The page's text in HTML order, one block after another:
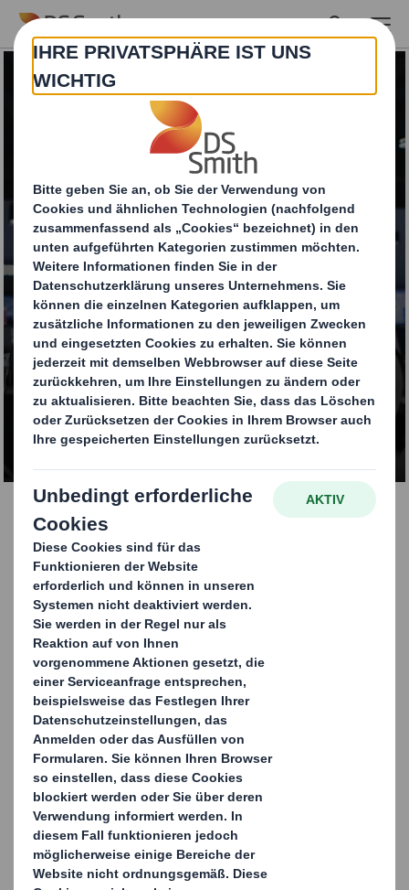
Skip to main content
Unterhaltungselektro
nik
KONTAKTIEREN SIE UNS
Unterhaltungselektronik
Durch Verwendung von Funktionen wie
elektrostatische Entladungen und
Schutzmaterialien werden innovative
Designs entwickelt, um diese Produkte
während des gesamten Produktlebenszyklus
zu unterstützen. Oft bietet eine
Kombination aus Verpackungsmaterialien die
ideale Lösung, um Produkten den nötigen
Schutz zu geben. Um die Lieferungen zu
schützen, unterliegen unsere Verpackungen
einer Reihe an Material- und
Verpackungsleistungstests.